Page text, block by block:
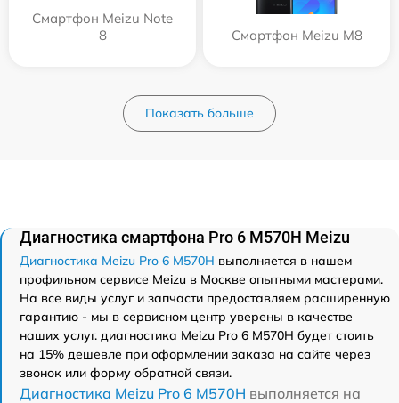
Смартфон Meizu Note
8
Смартфон Meizu M8
Показать больше
Диагностика смартфона Pro 6 M570H Meizu
Диагностика Meizu Pro 6 M570H выполняется в нашем
профильном сервисе Meizu в Москве опытными мастерами.
На все виды услуг и запчасти предоставляем расширенную
гарантию - мы в сервисном центр уверены в качестве
наших услуг. диагностика Meizu Pro 6 M570H будет стоить
на 15% дешевле при оформлении заказа на сайте через
звонок или форму обратной связи.
Диагностика Meizu Pro 6 M570H выполняется на